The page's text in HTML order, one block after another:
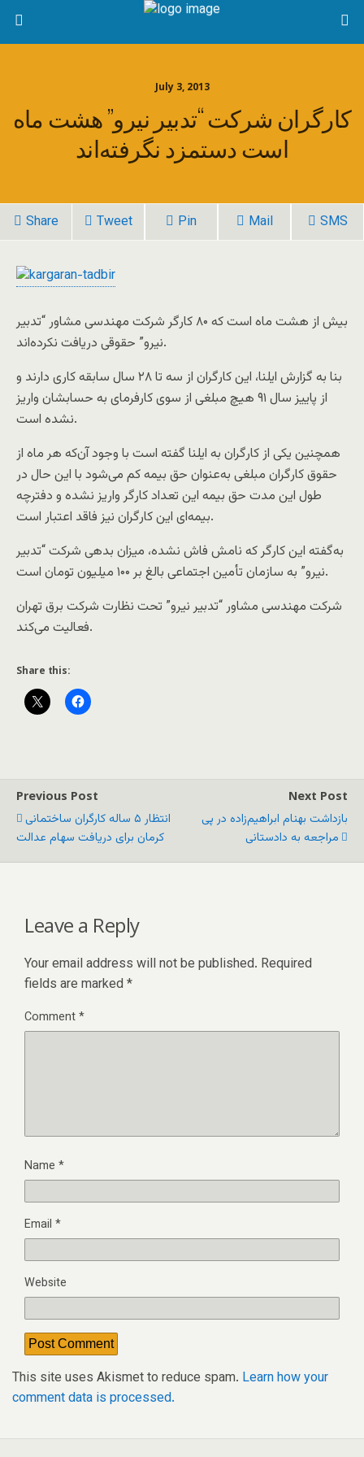
July 3, 2013
کارگران شرکت “تدبیر نیرو” هشت ماه
است دستمزد نگرفته‌اند
Share Tweet Pin Mail SMS
بیش از هشت ماه است که ۸۰ کارگر شرکت مهندسی مشاور “تدبیر
نیرو” حقوقی دریافت نکرده‌اند.
بنا به گزارش ایلنا، این کارگران از سه تا ۲۸ سال سابقه کاری دارند و
از پاییز سال ۹۱ هیچ مبلغی از سوی کارفرمای به حسابشان واریز
نشده است.
همچنین یکی از کارگران به ایلنا گفته است با وجود آن‌که هر ماه از
حقوق کارگران مبلغی به‌عنوان حق بیمه کم می‌شود با این حال در
طول این مدت حق بیمه این تعداد کارگر واریز نشده و دفترچه
بیمه‌ای این کارگران نیز فاقد اعتبار است.
به‌گفته این کارگر که نامش فاش نشده، میزان بدهی شرکت “تدبیر
نیرو” به سازمان تأمین اجتماعی بالغ بر ۱۰۰ میلیون تومان است.
شرکت مهندسی مشاور “تدبیر نیرو” تحت نظارت شرکت برق تهران
فعالیت می‌کند.
Share this:
Previous Post
انتظار ۵ ساله کارگران ساختمانی
کرمان برای دریافت سهام عدالت
Next Post
بازداشت بهنام ابراهیم‌زاده در پی
مراجعه به دادستانی
Leave a Reply
Your email address will not be published. Required
fields are marked *
Comment*
Name *
Email *
Website
This site uses Akismet to reduce spam. Learn how your
comment data is processed.